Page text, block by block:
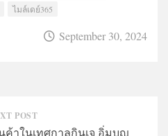
ไมล์เดย์365
September 30, 2024
POST
ค้าในเทศกาลกินเจ อิ่มบุญ